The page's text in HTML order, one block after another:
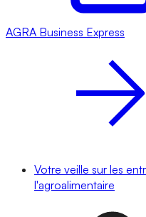
AGRA Business Express
Votre veille sur les
l'agroalimentaire